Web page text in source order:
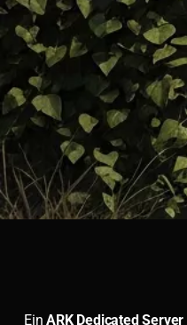
EinARK Dedicated Server